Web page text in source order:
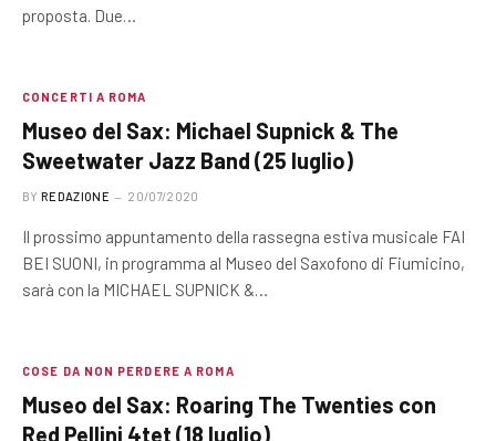
proposta. Due…
CONCERTI A ROMA
Museo del Sax: Michael Supnick & The
Sweetwater Jazz Band (25 luglio)
BY REDAZIONE 20/07/2020
Il prossimo appuntamento della rassegna estiva musicale FAI
BEI SUONI, in programma al Museo del Saxofono di Fiumicino,
sarà con la MICHAEL SUPNICK &…
COSE DA NON PERDERE A ROMA
Museo del Sax: Roaring The Twenties con
Red Pellini 4tet (18 luglio)